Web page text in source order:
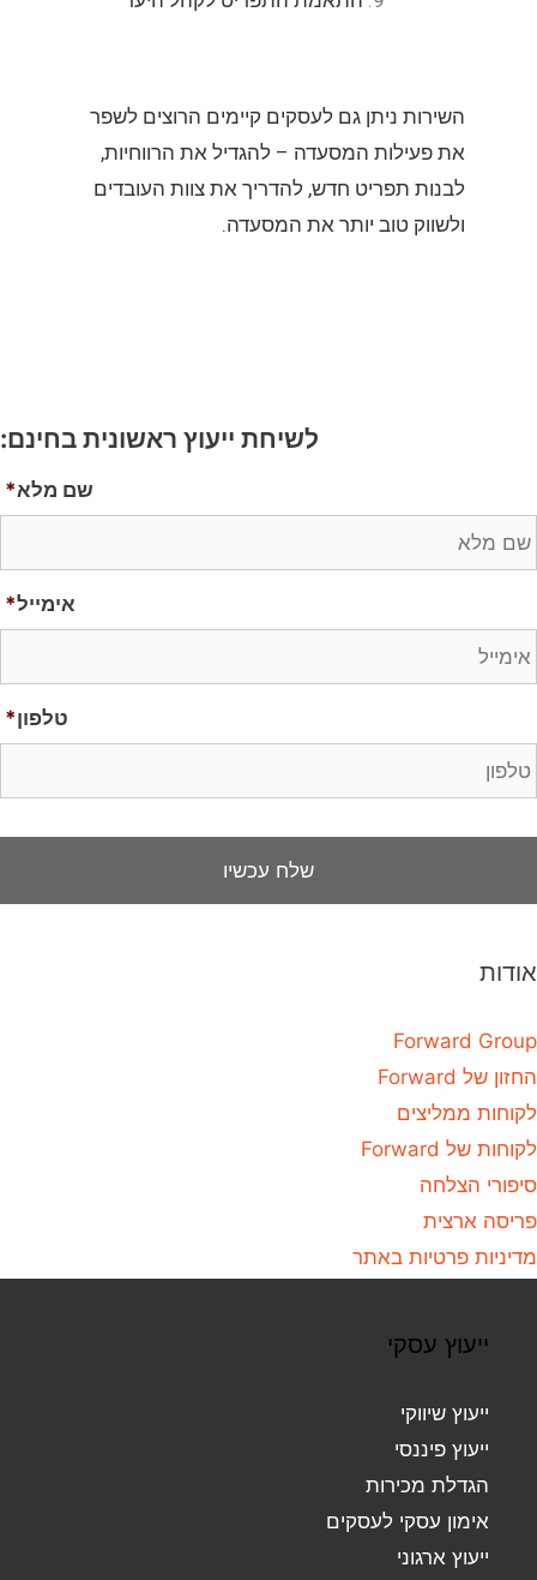
השירות ניתן גם לעסקים קיימים הרוצים לשפר
את פעילות המסעדה – להגדיל את הרווחיות,
לבנות תפריט חדש, להדריך את צוות העובדים
ולשווק טוב יותר את המסעדה.
לשיחת ייעוץ ראשונית בחינם:
שם מלא*
אימייל*
טלפון*
אודות
Forward Group
החזון של Forward
לקוחות ממליצים
לקוחות של Forward
סיפורי הצלחה
פריסה ארצית
מדיניות פרטיות באתר
ייעוץ עסקי
ייעוץ שיווקי
ייעוץ פיננסי
הגדלת מכירות
אימון עסקי לעסקים
ייעוץ ארגוני